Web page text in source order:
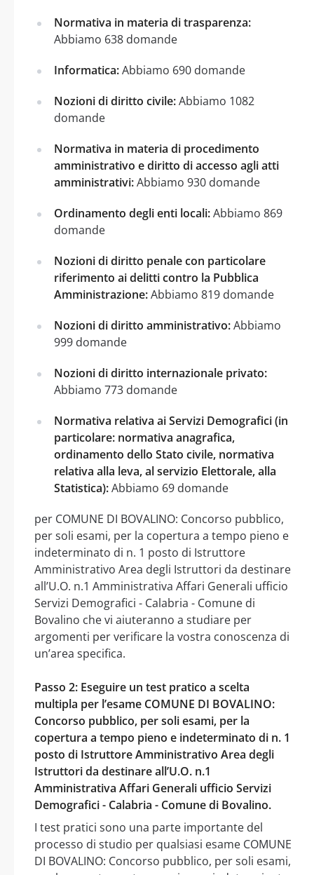
Normativa in materia di trasparenza:
Abbiamo 638 domande
Informatica:Abbiamo 690 domande
Nozioni di diritto civile:Abbiamo 1082
domande
Normativa in materia di procedimento
amministrativo e diritto di accesso agli atti
amministrativi:Abbiamo 930 domande
Ordinamento degli enti locali:Abbiamo 869
domande
Nozioni di diritto penale con particolare
riferimento ai delitti contro la Pubblica
Amministrazione:Abbiamo 819 domande
Nozioni di diritto amministrativo:Abbiamo
999 domande
Nozioni di diritto internazionale privato:
Abbiamo 773 domande
Normativa relativa ai Servizi Demografici (in
particolare: normativa anagrafica,
ordinamento dello Stato civile, normativa
relativa alla leva, al servizio Elettorale, alla
Statistica):Abbiamo 69 domande
per COMUNE DI BOVALINO: Concorso pubblico,
per soli esami, per la copertura a tempo pieno e
indeterminato di n. 1 posto di Istruttore
Amministrativo Area degli Istruttori da destinare
all’U.O. n.1 Amministrativa Affari Generali ufficio
Servizi Demografici - Calabria - Comune di
Bovalino che vi aiuteranno a studiare per
argomenti per verificare la vostra conoscenza di
un’area specifica.
Passo 2: Eseguire un test pratico a scelta
multipla per l’esame COMUNE DI BOVALINO:
Concorso pubblico, per soli esami, per la
copertura a tempo pieno e indeterminato di n. 1
posto di Istruttore Amministrativo Area degli
Istruttori da destinare all’U.O. n.1
Amministrativa Affari Generali ufficio Servizi
Demografici - Calabria - Comune di Bovalino.
I test pratici sono una parte importante del
processo di studio per qualsiasi esame COMUNE
DI BOVALINO: Concorso pubblico, per soli esami,